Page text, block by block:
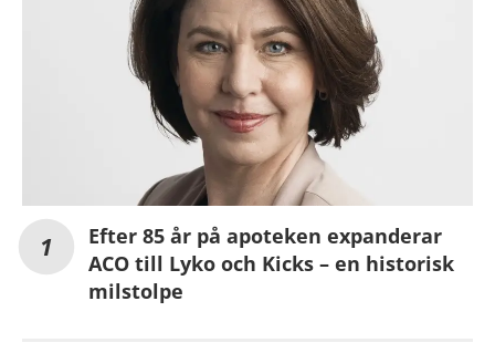
Efter 85 år på apoteken expanderar
ACO till Lyko och Kicks – en historisk
milstolpe